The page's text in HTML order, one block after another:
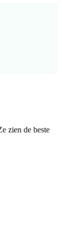
zien de beste